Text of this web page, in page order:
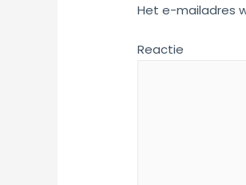
Het e-mailadres
Reactie